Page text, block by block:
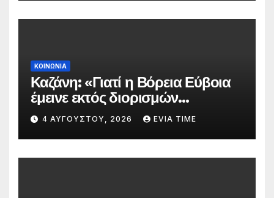
ΚΟΙΝΩΝΙΑ
Καζάνη: «Γιατί η Βόρεια Εύβοια
έμεινε εκτός διορισμών
δασκάλων;»
4 ΑΥΓΟΎΣΤΟΥ, 2026 EVIA TIME